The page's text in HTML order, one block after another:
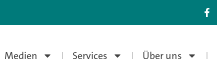
Medien Services Über uns